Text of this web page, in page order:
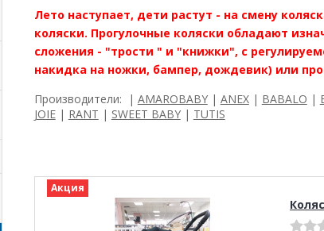
Лето наступает, дети растут - на смену
коляски. Прогулочные коляски обладают
сложения - "трости " и "книжки", с
накидка на ножки, бампер, дождевик) или
Производители:
| AMAROBABY| ANEX| BABALO |
JOIE| RANT | SWEET BABY| TUTIS
Акция